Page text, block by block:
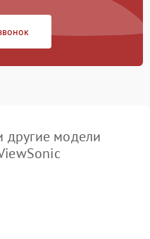
модели